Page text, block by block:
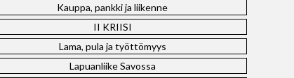
Kauppa, pankki ja liikenne
II KRIISI
Lama, pula ja työttömyys
Lapuanliike Savossa